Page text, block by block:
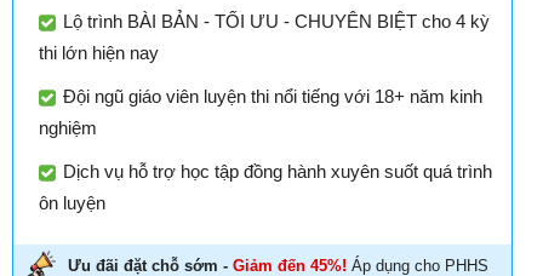
Lộ trình BÀI BẢN - TỐI ƯU - CHUYÊN BIỆT cho 4 kỳ
thi lớn hiện nay
Đội ngũ giáo viên luyện thi nổi tiếng với 18+ năm kinh
nghiệm
Dịch vụ hỗ trợ học tập đồng hành xuyên suốt quá trình
ôn luyện
Ưu đãi đặt chỗ sớm - Giảm đến 45%! Áp dụng cho PHHS